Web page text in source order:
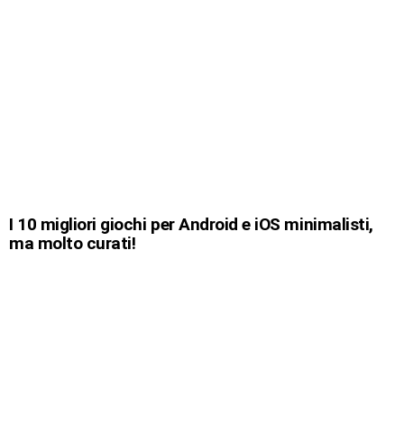
I 10 migliori giochi per Android e iOS minimalisti,
ma molto curati!